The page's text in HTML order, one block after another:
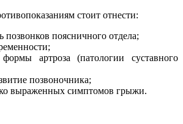
стоит отнести:
позвонков поясничного отдела;
артроза (патологии суставного
позвоночника;
выраженных симптомов грыжи.